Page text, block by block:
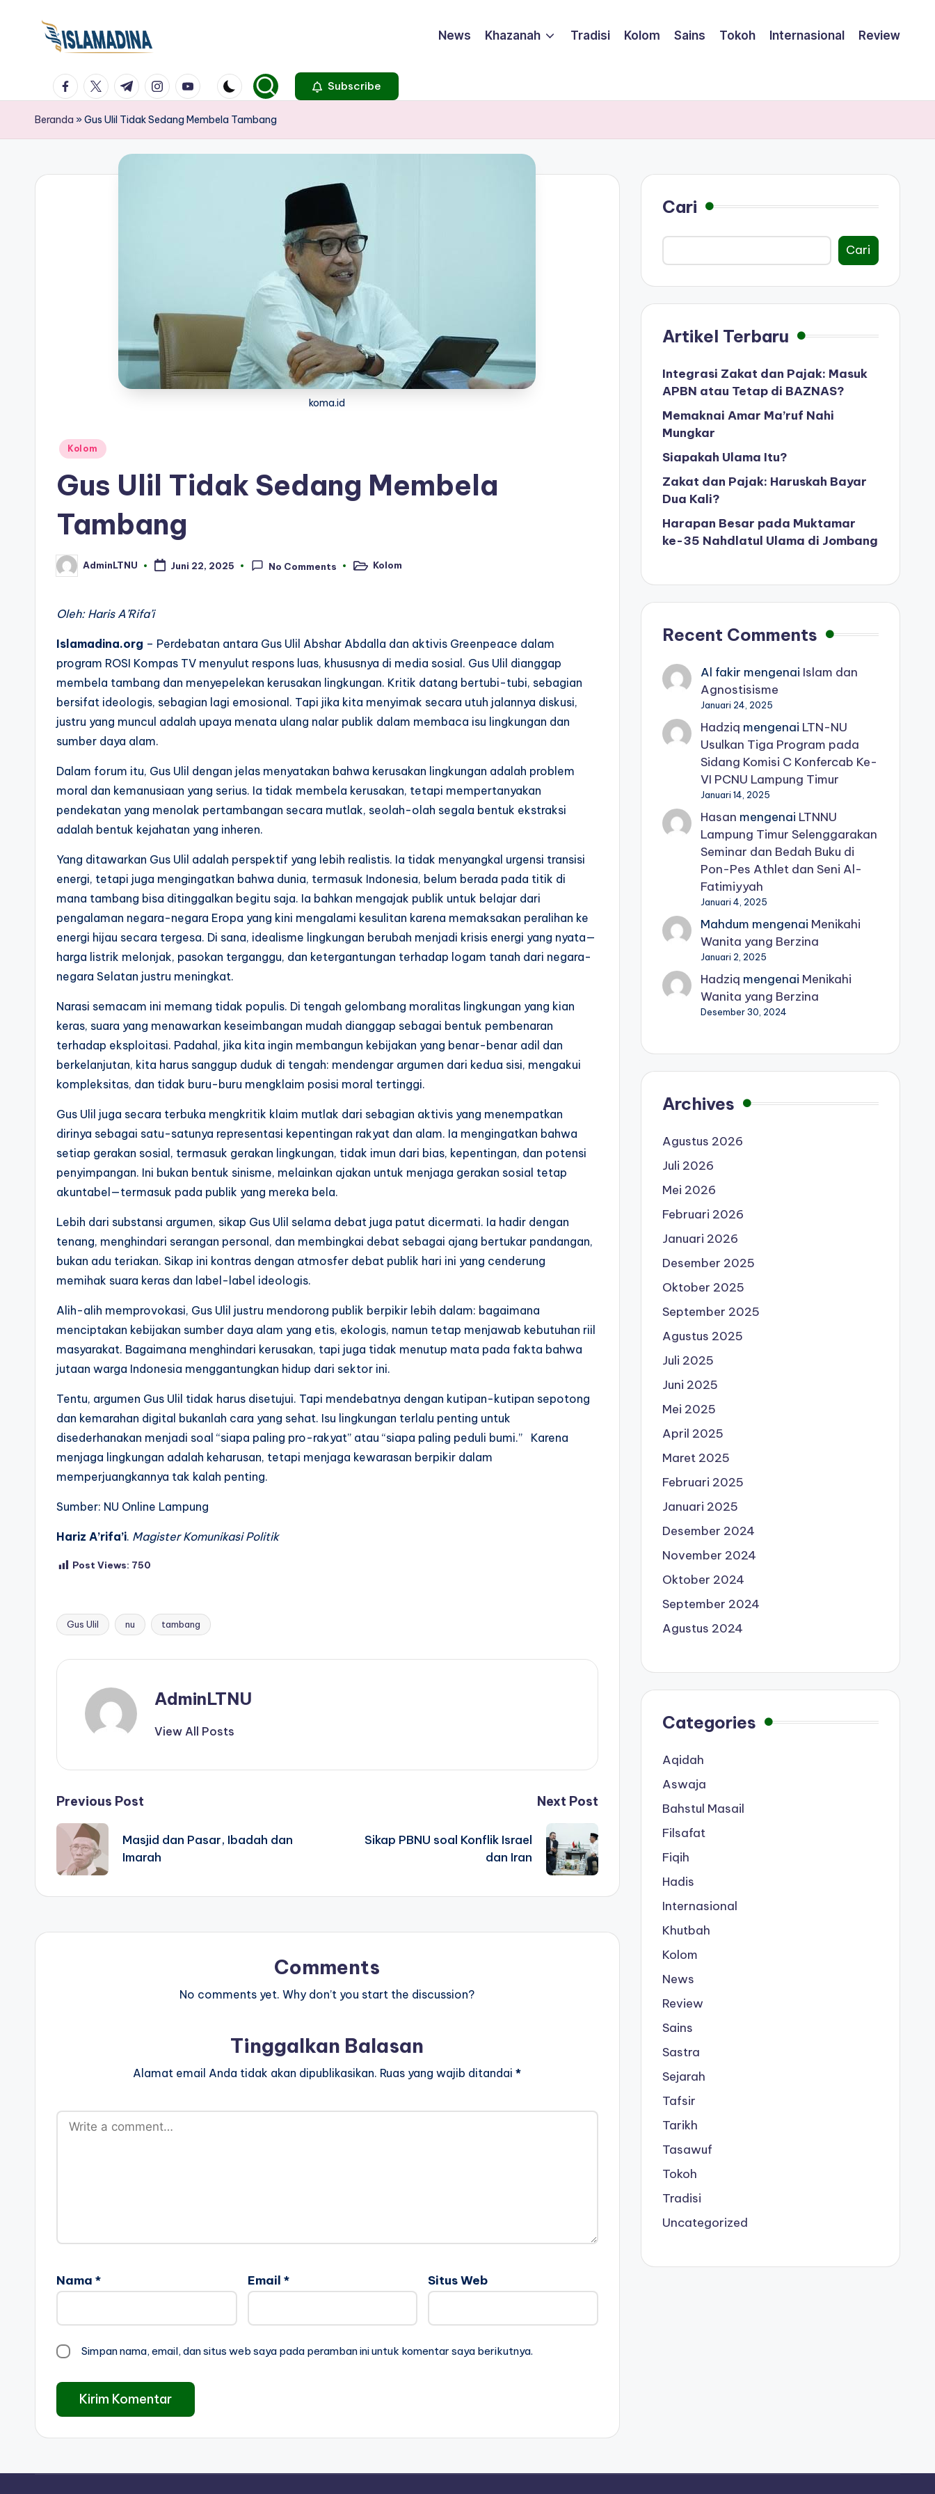
News Khazanah Tradisi Kolom Sains Tokoh Internasional Review
facebook.com
twitter.com
t.me instagram.com
youtube.com Subscribe
Beranda »Gus Ulil Tidak Sedang Membela Tambang
koma.id
Posted
Kolom
Gus Ulil Tidak Sedang Membela
Tambang
Posted
by
AdminLTNU Juni 22, 2025 No Comments
PostedKolom
Oleh: Haris A’Rifa’i
Islamadina.org – Perdebatan antara Gus Ulil Abshar Abdalla dan aktivis Greenpeace dalam
program ROSI Kompas TV menyulut respons luas, khususnya di media sosial. Gus Ulil dianggap
membela tambang dan menyepelekan kerusakan lingkungan. Kritik datang bertubi-tubi, sebagian
bersifat ideologis, sebagian lagi emosional. Tapi jika kita menyimak secara utuh jalannya diskusi,
justru yang muncul adalah upaya menata ulang nalar publik dalam membaca isu lingkungan dan
sumber daya alam.
Dalam forum itu, Gus Ulil dengan jelas menyatakan bahwa kerusakan lingkungan adalah problem
moral dan kemanusiaan yang serius. Ia tidak membela kerusakan, tetapi mempertanyakan
pendekatan yang menolak pertambangan secara mutlak, seolah-olah segala bentuk ekstraksi
adalah bentuk kejahatan yang inheren.
Yang ditawarkan Gus Ulil adalah perspektif yang lebih realistis. Ia tidak menyangkal urgensi transisi
energi, tetapi juga mengingatkan bahwa dunia, termasuk Indonesia, belum berada pada titik di
mana tambang bisa ditinggalkan begitu saja. Ia bahkan mengajak publik untuk belajar dari
pengalaman negara-negara Eropa yang kini mengalami kesulitan karena memaksakan peralihan ke
energi hijau secara tergesa. Di sana, idealisme lingkungan berubah menjadi krisis energi yang nyata—
harga listrik melonjak, pasokan terganggu, dan ketergantungan terhadap logam tanah dari negara-
negara Selatan justru meningkat.
Narasi semacam ini memang tidak populis. Di tengah gelombang moralitas lingkungan yang kian
keras, suara yang menawarkan keseimbangan mudah dianggap sebagai bentuk pembenaran
terhadap eksploitasi. Padahal, jika kita ingin membangun kebijakan yang benar-benar adil dan
berkelanjutan, kita harus sanggup duduk di tengah: mendengar argumen dari kedua sisi, mengakui
kompleksitas, dan tidak buru-buru mengklaim posisi moral tertinggi.
Gus Ulil juga secara terbuka mengkritik klaim mutlak dari sebagian aktivis yang menempatkan
dirinya sebagai satu-satunya representasi kepentingan rakyat dan alam. Ia mengingatkan bahwa
setiap gerakan sosial, termasuk gerakan lingkungan, tidak imun dari bias, kepentingan, dan potensi
penyimpangan. Ini bukan bentuk sinisme, melainkan ajakan untuk menjaga gerakan sosial tetap
akuntabel—termasuk pada publik yang mereka bela.
Lebih dari substansi argumen, sikap Gus Ulil selama debat juga patut dicermati. Ia hadir dengan
tenang, menghindari serangan personal, dan membingkai debat sebagai ajang bertukar pandangan,
bukan adu teriakan. Sikap ini kontras dengan atmosfer debat publik hari ini yang cenderung
memihak suara keras dan label-label ideologis.
Alih-alih memprovokasi, Gus Ulil justru mendorong publik berpikir lebih dalam: bagaimana
menciptakan kebijakan sumber daya alam yang etis, ekologis, namun tetap menjawab kebutuhan riil
masyarakat. Bagaimana menghindari kerusakan, tapi juga tidak menutup mata pada fakta bahwa
jutaan warga Indonesia menggantungkan hidup dari sektor ini.
Tentu, argumen Gus Ulil tidak harus disetujui. Tapi mendebatnya dengan kutipan-kutipan sepotong
dan kemarahan digital bukanlah cara yang sehat. Isu lingkungan terlalu penting untuk
disederhanakan menjadi soal “siapa paling pro-rakyat” atau “siapa paling peduli bumi.” Karena
menjaga lingkungan adalah keharusan, tetapi menjaga kewarasan berpikir dalam
memperjuangkannya tak kalah penting.
Sumber: NU Online Lampung
Hariz A’rifa’i. Magister Komunikasi Politik
Post Views: 750
Tags:
Gus Ulil nu tambang
AdminLTNU
View All Posts
Post
navigation
Previous Post
Masjid dan Pasar, Ibadah dan
Imarah
Next Post
Sikap PBNU soal Konflik Israel
dan Iran
Comments
No comments yet. Why don’t you start the discussion?
Tinggalkan Balasan
Alamat email Anda tidak akan dipublikasikan. Ruas yang wajib ditandai*
Nama * Email * Situs Web
Simpan nama, email, dan situs web saya pada peramban ini untuk komentar saya berikutnya.
Cari
Cari
Artikel Terbaru
Integrasi Zakat dan Pajak: Masuk
APBN atau Tetap di BAZNAS?
Memaknai Amar Ma’ruf Nahi
Mungkar
Siapakah Ulama Itu?
Zakat dan Pajak: Haruskah Bayar
Dua Kali?
Harapan Besar pada Muktamar
ke-35 Nahdlatul Ulama di Jombang
Recent Comments
Al fakir mengenai Islam dan
Agnostisisme
Januari 24, 2025
Hadziq mengenai LTN-NU
Usulkan Tiga Program pada
Sidang Komisi C Konfercab Ke-
VI PCNU Lampung Timur
Januari 14, 2025
Hasan mengenai LTNNU
Lampung Timur Selenggarakan
Seminar dan Bedah Buku di
Pon-Pes Athlet dan Seni Al-
Fatimiyyah
Januari 4, 2025
Mahdum mengenai Menikahi
Wanita yang Berzina
Januari 2, 2025
Hadziq mengenai Menikahi
Wanita yang Berzina
Desember 30, 2024
Archives
Agustus 2026
Juli 2026
Mei 2026
Februari 2026
Januari 2026
Desember 2025
Oktober 2025
September 2025
Agustus 2025
Juli 2025
Juni 2025
Mei 2025
April 2025
Maret 2025
Februari 2025
Januari 2025
Desember 2024
November 2024
Oktober 2024
September 2024
Agustus 2024
Categories
Aqidah
Aswaja
Bahstul Masail
Filsafat
Fiqih
Hadis
Internasional
Khutbah
Kolom
News
Review
Sains
Sastra
Sejarah
Tafsir
Tarikh
Tasawuf
Tokoh
Tradisi
Uncategorized